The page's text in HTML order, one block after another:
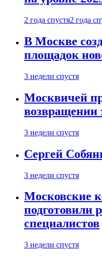
2 года спустя2 года
В Москве
площадок
3 недели спустя
Москвичей
возвращении
3 недели спустя
Сергей
3 недели спустя
Московские
подготовили
специалистов
3 недели спустя